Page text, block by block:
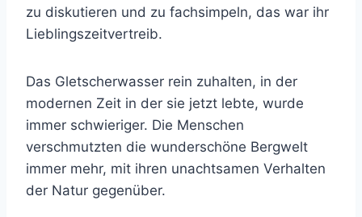
zu diskutieren und zu fachsimpeln, das war ihr
Lieblingszeitvertreib.
Das Gletscherwasser rein zuhalten, in der
modernen Zeit in der sie jetzt lebte, wurde
immer schwieriger. Die Menschen
verschmutzten die wunderschöne Bergwelt
immer mehr, mit ihren unachtsamen Verhalten
der Natur gegenüber.